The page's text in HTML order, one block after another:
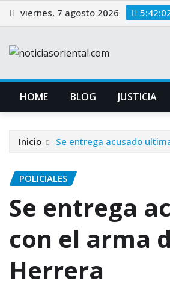
Saltar
al
viernes, 7 agosto 2026
HOME BLOG JUSTICIA
Inicio Se entrega acusado
POLICIALES
Se entrega
con el arma
Herrera